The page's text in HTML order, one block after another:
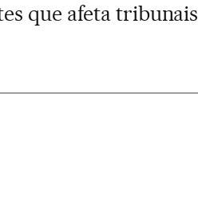
que afeta tribunais